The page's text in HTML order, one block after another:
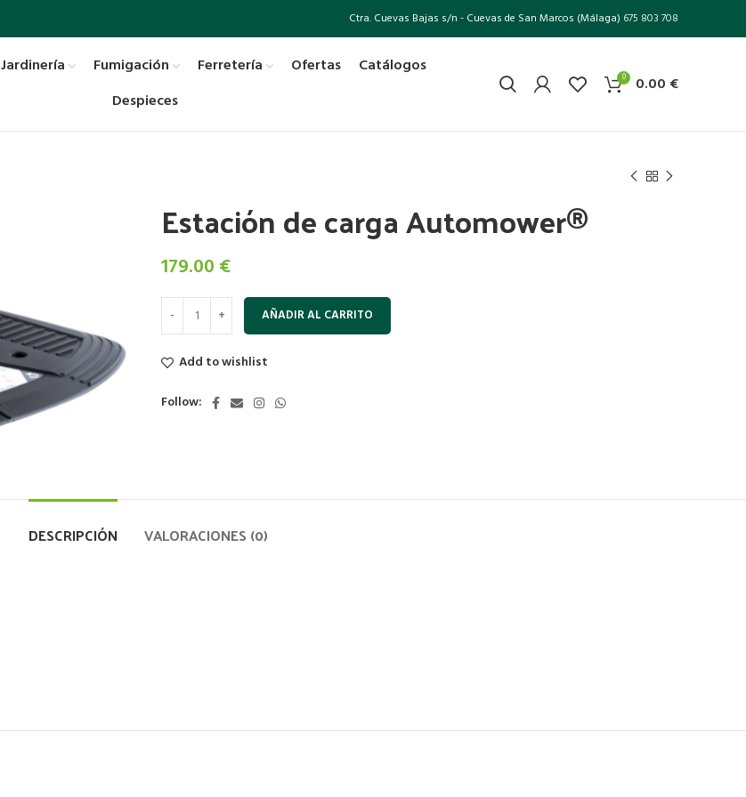
Ctra. Cuevas Bajas s/n - Cuevas de San Marcos (Málaga) 675 803 708
Jardinería Fumigación Ferretería Ofertas
Catálogos
Despieces
0 0.00 €
Estación de carga Automower®
179.00 €
AÑADIR AL CARRITO
Add to wishlist
Follow:
DESCRIPCIÓN VALORACIONES (0)